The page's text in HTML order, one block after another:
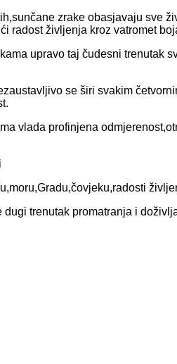
zrake obasjavaju sve
radost življenja kroz vatromet
upravo taj čudesni trenutak
se širi svakim
vlada profinjena
trenutak promatranja i